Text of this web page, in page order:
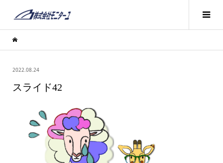
2022.08.24
スライド42